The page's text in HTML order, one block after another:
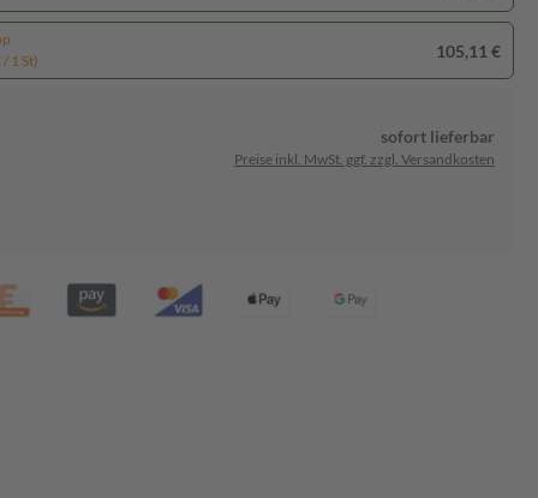
1 St)
105,11 €
sofort lieferbar
Preise inkl. MwSt. ggf. zzgl. Versandkosten